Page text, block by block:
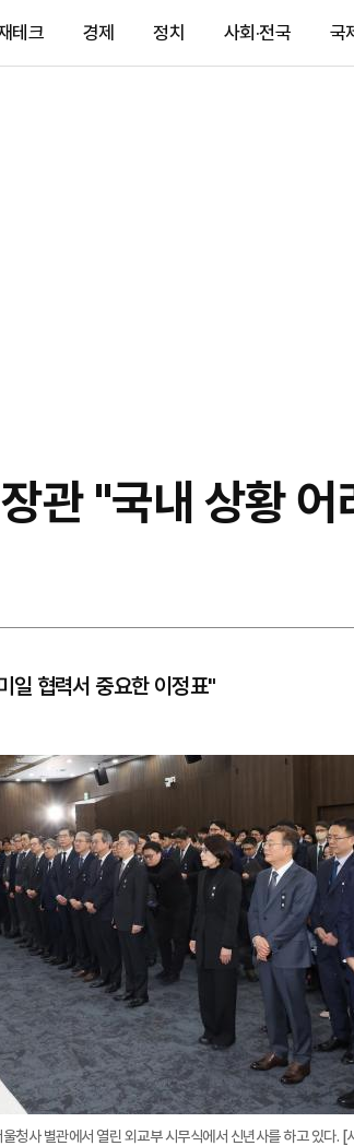
테크 경제 정치 사회·전국 국제
관 "국내 상황
일 협력서 중요한 이정표"
청사 별관에서 열린 외교부 시무식에서 신년사를 하고 있다. [